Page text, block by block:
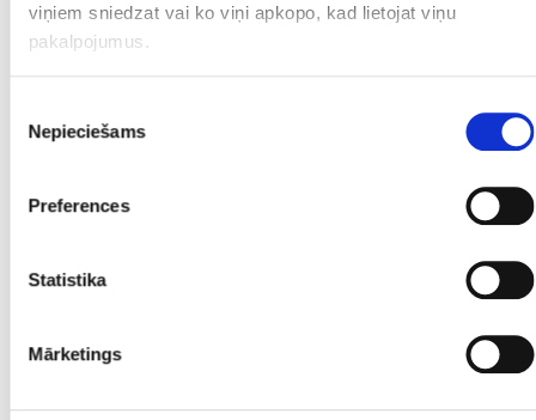
viņiem sniedzat vai ko viņi apkopo, kad lietojat viņu
pakalpojumus.
izvēle
Nepieciešams
Preferences
Statistika
Mārketings